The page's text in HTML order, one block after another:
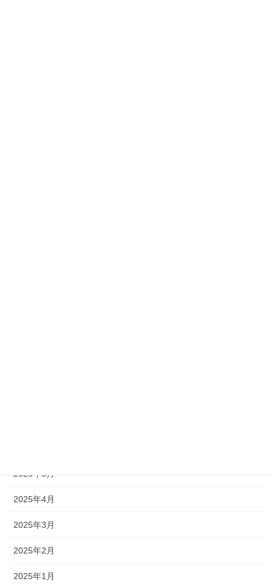
2025年5月
2025年4月
2025年3月
2025年2月
2025年1月